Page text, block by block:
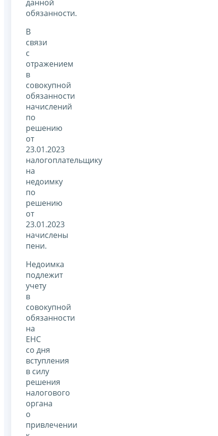
данной
обязанности.
В
связи
с
отражением
в
совокупной
обязанности
начислений
по
решению
от
23.01.2023
налогоплательщику
на
недоимку
по
решению
от
23.01.2023
начислены
пени.
Недоимка
подлежит
учету
в
совокупной
обязанности
на
ЕНС
со дня
вступления
в силу
решения
налогового
органа
о
привлечении